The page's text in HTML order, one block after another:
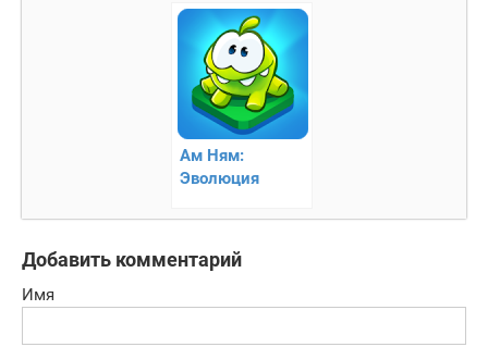
острове
Ам Ням:
Эволюция
Добавить комментарий
Имя